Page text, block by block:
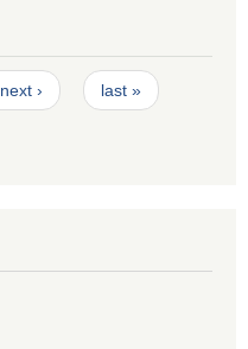
next › last »